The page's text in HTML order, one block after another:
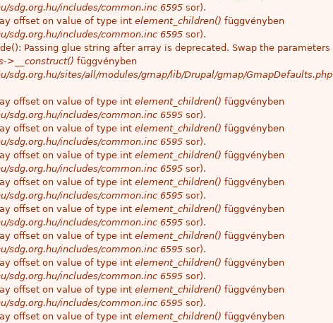
sdg.org.hu/includes/common.inc 6595 sor).
offset on value of type int element_children() függvényben
sdg.org.hu/includes/common.inc 6595 sor).
Passing glue string after array is deprecated. Swap the parameters
>__construct() függvényben
sdg.org.hu/sites/all/modules/gmap/lib/Drupal/gmap/GmapDefaults.php
offset on value of type int element_children() függvényben
sdg.org.hu/includes/common.inc 6595 sor).
offset on value of type int element_children() függvényben
sdg.org.hu/includes/common.inc 6595 sor).
offset on value of type int element_children() függvényben
sdg.org.hu/includes/common.inc 6595 sor).
offset on value of type int element_children() függvényben
sdg.org.hu/includes/common.inc 6595 sor).
offset on value of type int element_children() függvényben
sdg.org.hu/includes/common.inc 6595 sor).
offset on value of type int element_children() függvényben
sdg.org.hu/includes/common.inc 6595 sor).
offset on value of type int element_children() függvényben
sdg.org.hu/includes/common.inc 6595 sor).
offset on value of type int element_children() függvényben
sdg.org.hu/includes/common.inc 6595 sor).
offset on value of type int element_children() függvényben